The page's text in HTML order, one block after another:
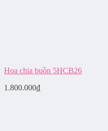
Hoa chia buồn 5HCB26
1.800.000₫